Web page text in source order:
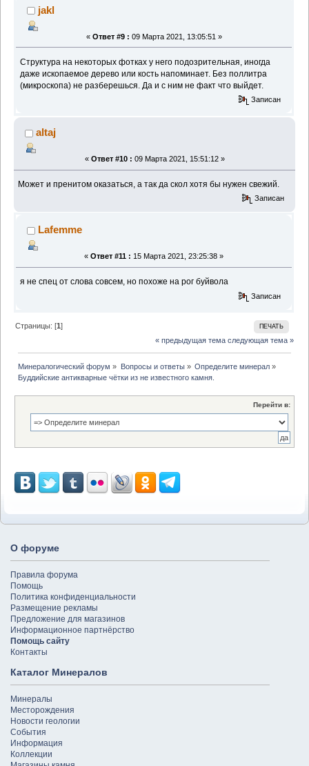
jakl
« Ответ #9 : 09 Марта 2021, 13:05:51 »
Структура на некоторых фотках у него подозрительная, иногда
даже ископаемое дерево или кость напоминает. Без поллитра
(микроскопа) не разберешься. Да и с ним не факт что выйдет.
Записан
altaj
« Ответ #10 : 09 Марта 2021, 15:51:12 »
Может и пренитом оказаться, а так да скол хотя бы нужен свежий.
Записан
Lafemme
« Ответ #11 : 15 Марта 2021, 23:25:38 »
я не спец от слова совсем, но похоже на рог буйвола
Записан
ПЕЧАТЬ
Страницы: [1]
« предыдущая тема следующая тема »
Минералогический форум » Вопросы и ответы» Определите минерал»
Буддийские антикварные чётки из не известного камня.
Перейти в:
О форуме
Правила форума
Помощь
Политика конфиденциальности
Размещение рекламы
Предложение для магазинов
Информационное партнёрство
Помощь сайту
Контакты
Каталог Минералов
Минералы
Месторождения
Новости геологии
События
Информация
Коллекции